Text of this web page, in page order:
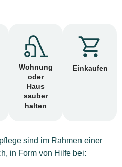
Wohnung
oder
Haus
sauber
halten
Einkaufen
sind im Rahmen einer
in Form von Hilfe bei: